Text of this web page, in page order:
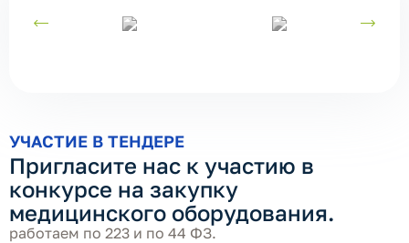
УЧАСТИЕ В ТЕНДЕРЕ
Пригласите нас к участию в
конкурсе на закупку
медицинского оборудования.
работаем по 223 и по 44 ФЗ.